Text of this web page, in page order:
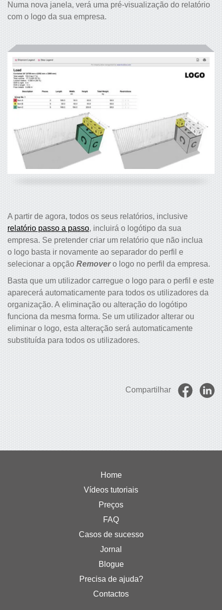
Numa nova janela, verá uma pré-visualização do relatório
com o logo da sua empresa.
A partir de agora, todos os seus relatórios, inclusive
relatório passo a passo, incluirá o logótipo da sua
empresa. Se pretender criar um relatório que não inclua
o logo basta ir novamente ao separador do perfil e
selecionar a opção Removero logo no perfil da empresa.
Basta que um utilizador carregue o logo para o perfil e este
aparecerá automaticamente para todos os utilizadores da
organização. A eliminação ou alteração do logótipo
funciona da mesma forma. Se um utilizador alterar ou
eliminar o logo, esta alteração será automaticamente
substituída para todos os utilizadores.
Compartilhar
Home
Vídeos tutoriais
Preços
FAQ
Casos de sucesso
Jornal
Blogue
Precisa de ajuda?
Contactos